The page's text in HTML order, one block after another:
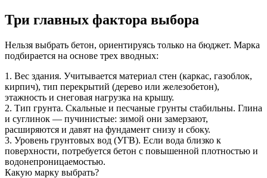
Три главных фактора выбора
Нельзя выбрать бетон, ориентируясь только на бюджет. Марка
подбирается на основе трех вводных:
1. Вес здания. Учитывается материал стен (каркас, газоблок,
кирпич), тип перекрытий (дерево или железобетон),
этажность и снеговая нагрузка на крышу.
2. Тип грунта. Скальные и песчаные грунты стабильны. Глина
и суглинок — пучинистые: зимой они замерзают,
расширяются и давят на фундамент снизу и сбоку.
3. Уровень грунтовых вод (УГВ). Если вода близко к
поверхности, потребуется бетон с повышенной плотностью и
водонепроницаемостью.
Какую марку выбрать?